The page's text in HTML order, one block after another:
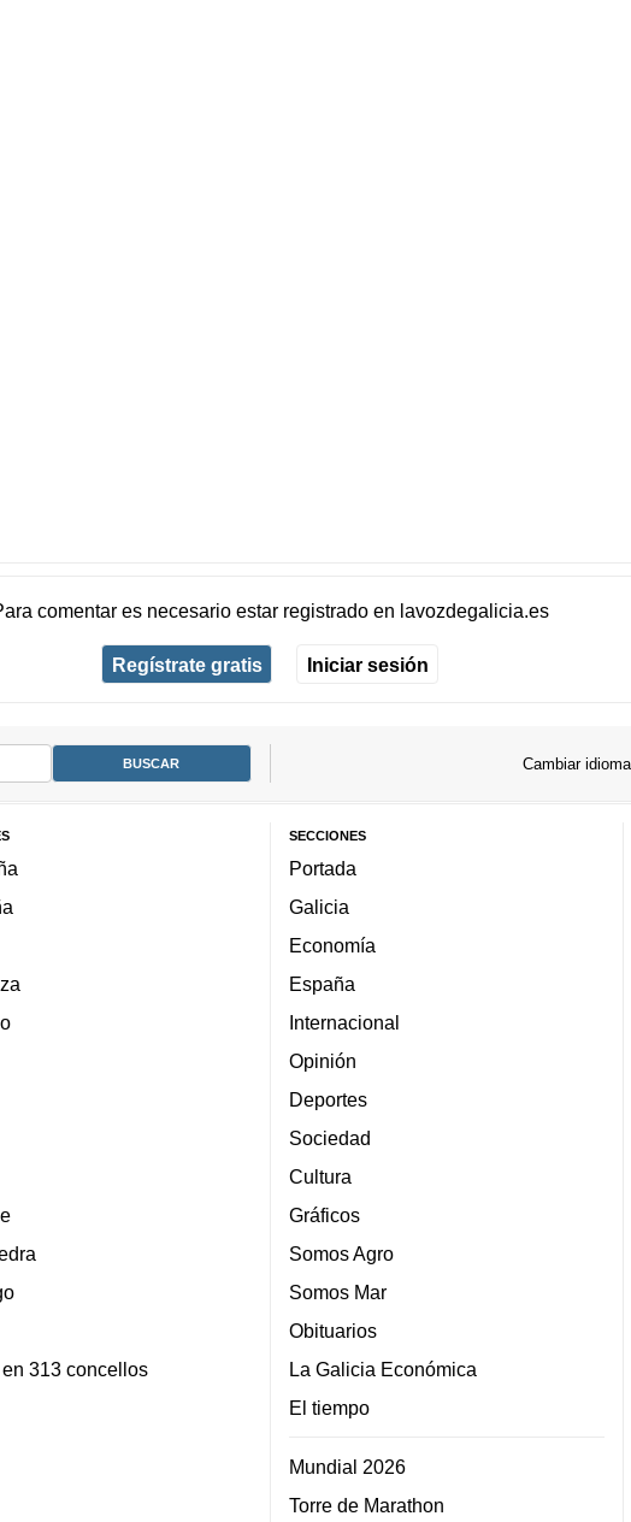
comentar es necesario estar registradoen lavozdegalicia.es
Regístrate gratis Iniciar sesión
Cambiar
313 concellos
SECCIONES
Portada
Galicia
Economía
España
Internacional
Opinión
Deportes
Sociedad
Cultura
Gráficos
Somos Agro
Somos Mar
Obituarios
La Galicia Económica
El tiempo
Mundial 2026
Torre de Marathon